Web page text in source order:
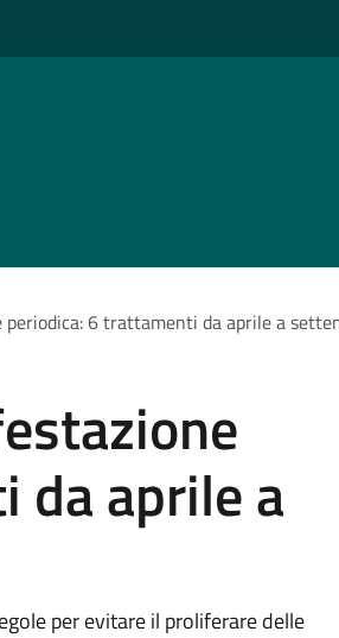
6 trattamenti da aprile a
da aprile a
per evitare il proliferare delle